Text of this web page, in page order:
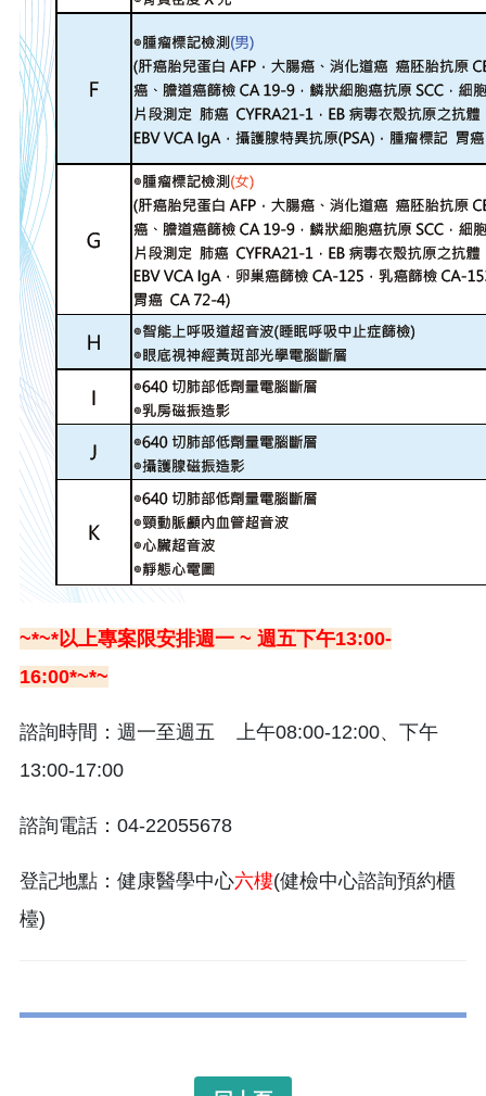
~*~*以上專案限安排週一 ~ 週五下午13:00-
16:00*~*~
諮詢時間：週一至週五 上午08:00-12:00、下午
13:00-17:00
諮詢電話 ：04-22055678
登記地點：健康醫學中心六樓(健檢中心諮詢預約櫃
檯)